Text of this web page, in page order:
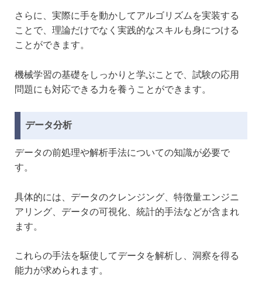
さらに、実際に手を動かしてアルゴリズムを実装する
ことで、理論だけでなく実践的なスキルも身につける
ことができます。
機械学習の基礎をしっかりと学ぶことで、試験の応用
問題にも対応できる力を養うことができます。
データ分析
データの前処理や解析手法についての知識が必要で
す。
具体的には、データのクレンジング、特徴量エンジニ
アリング、データの可視化、統計的手法などが含まれ
ます。
これらの手法を駆使してデータを解析し、洞察を得る
能力が求められます。